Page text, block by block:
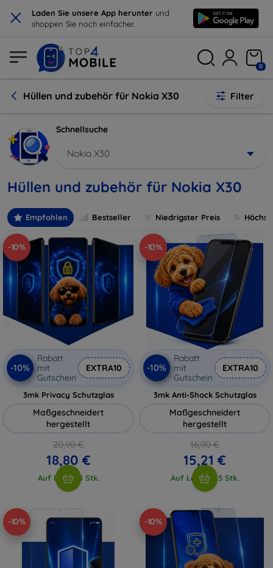
× Laden Sie unsere App herunter und
shoppen Sie noch einfacher.
0
Hüllen und zubehör für Nokia X30 Filter
Schnellsuche
Nokia X30
Hüllen und zubehör für Nokia X30
Empfohlen Bestseller Niedrigster Preis
-10%
-10%
Rabatt
mit
Gutschein
EXTRA10
3mk Privacy Schutzglas
Maßgeschneidert
hergestellt
20,90 €
18,80 €
Auf Lager 3 Stk.
-10%
-10%
Rabatt
mit
Gutschein
EXTRA10
3mk Anti-Shock Schutzglas
Maßgeschneidert
hergestellt
16,90 €
15,21 €
Auf Lager > 5 Stk.
-10% -10%